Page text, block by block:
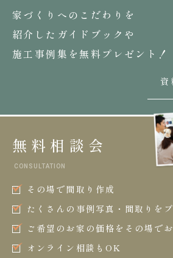
家づくりへのこだわりを
紹介したガイドブックや
施工事例集を無料プレゼント！
資
無料相談会
CONSULTATION
その場で間取り作成
たくさんの事例写真・間取りを
ご希望のお家の価格をその場で
オンライン相談もOK